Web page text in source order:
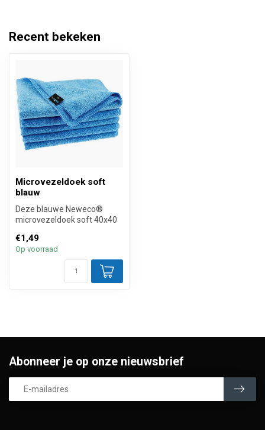
Recent bekeken
Microvezeldoek soft
blauw
Deze blauwe Neweco®
microvezeldoek soft 40x40
woll...
€1,49
Op voorraad
Abonneer je op onze nieuwsbrief